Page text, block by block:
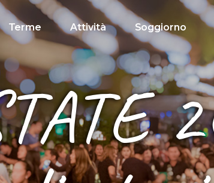
Terme Attività Soggiorno